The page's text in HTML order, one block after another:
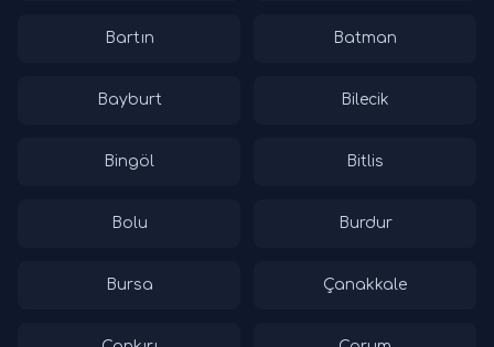
Bartın Batman
Bayburt Bilecik
Bingöl Bitlis
Bolu Burdur
Bursa Çanakkale